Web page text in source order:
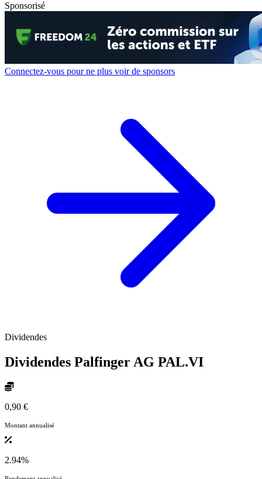
Sponsorisé
Connectez-vous pour ne plus voir de sponsors
Dividendes
Dividendes Palfinger AG PAL.VI
0,90 €
Montant annualisé
2.94%